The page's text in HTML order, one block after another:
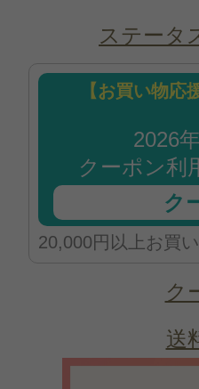
ステータ
【お買い物応
2026
クーポン利
ク
20,000円以上お買
ク
送